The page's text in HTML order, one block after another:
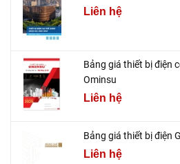
Liên hệ
Bảng giá thiết bị điện
Ominsu
Liên hệ
Bảng giá thiết bị điện
Liên hệ